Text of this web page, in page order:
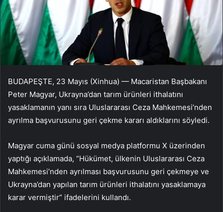
BUDAPEŞTE, 23 Mayıs (Xinhua) — Macaristan Başbakanı
Peter Magyar, Ukrayna’dan tarım ürünleri ithalatını
yasaklamanın yanı sıra Uluslararası Ceza Mahkemesi’nden
ayrılma başvurusunu geri çekme kararı aldıklarını söyledi.
Magyar cuma günü sosyal medya platformu X üzerinden
yaptığı açıklamada, “Hükümet, ülkenin Uluslararası Ceza
Mahkemesi’nden ayrılması başvurusunu geri çekmeye ve
Ukrayna’dan yapılan tarım ürünleri ithalatını yasaklamaya
karar vermiştir” ifadelerini kullandı.